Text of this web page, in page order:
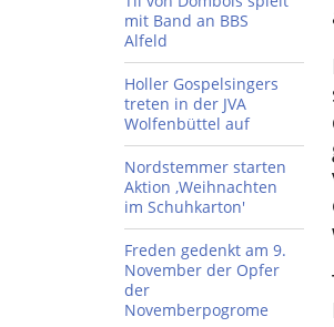
mit Band an BBS
Alfeld
Holler Gospelsingers
treten in der JVA
Wolfenbüttel auf
Nordstemmer starten
Aktion ,Weihnachten
im Schuhkarton'
Freden gedenkt am 9.
November der Opfer
der
Novemberpogrome